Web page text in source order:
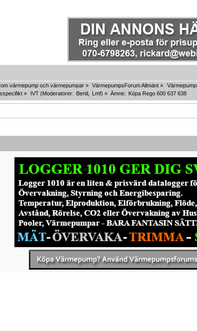
värmepump och värmepumpar » VärmepumpsForum Allmänt »
» IVT (Moderatorer: Bertil Lmf) » Ämne: Köpa Rego 600 637 638